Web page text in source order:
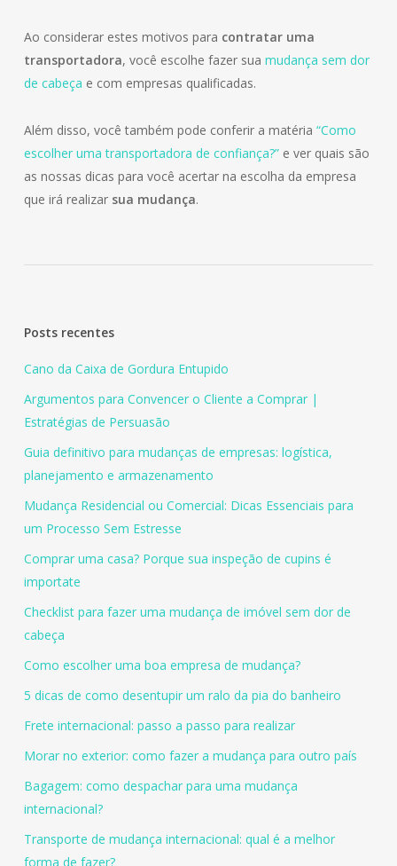
Ao considerar estes motivos para contratar uma
transportadora, você escolhe fazer sua mudança sem dor
de cabeça e com empresas qualificadas.
Além disso, você também pode conferir a matéria “Como
escolher uma transportadora de confiança?”e ver quais são
as nossas dicas para você acertar na escolha da empresa
que irá realizar sua mudança.
Posts recentes
Cano da Caixa de Gordura Entupido
Argumentos para Convencer o Cliente a Comprar |
Estratégias de Persuasão
Guia definitivo para mudanças de empresas: logística,
planejamento e armazenamento
Mudança Residencial ou Comercial: Dicas Essenciais para
um Processo Sem Estresse
Comprar uma casa? Porque sua inspeção de cupins é
importate
Checklist para fazer uma mudança de imóvel sem dor de
cabeça
Como escolher uma boa empresa de mudança?
5 dicas de como desentupir um ralo da pia do banheiro
Frete internacional: passo a passo para realizar
Morar no exterior: como fazer a mudança para outro país
Bagagem: como despachar para uma mudança
internacional?
Transporte de mudança internacional: qual é a melhor
forma de fazer?